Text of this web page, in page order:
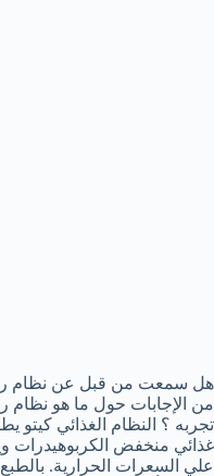
هل سمعت من قبل عن نظام
من الإجابات حول ما هو
تجربه ؟ النظام الغذائي كيتو
غذائي منخفض الكربوهيدرات
علي السعرات الحرارية.